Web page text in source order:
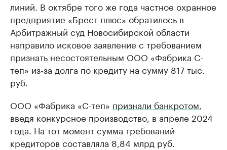
линий. В октябре того же года частное охранное
предприятие «Брест плюс» обратилось в
Арбитражный суд Новосибирской области
направило исковое заявление с требованием
признать несостоятельным ООО «Фабрика С-
теп» из-за долга по кредиту на сумму 817 тыс.
руб.
ООО «Фабрика «С-теп» признали банкротом,
введя конкурсное производство, в апреле 2024
года. На тот момент сумма требований
кредиторов составляла 8,84 млрд руб.